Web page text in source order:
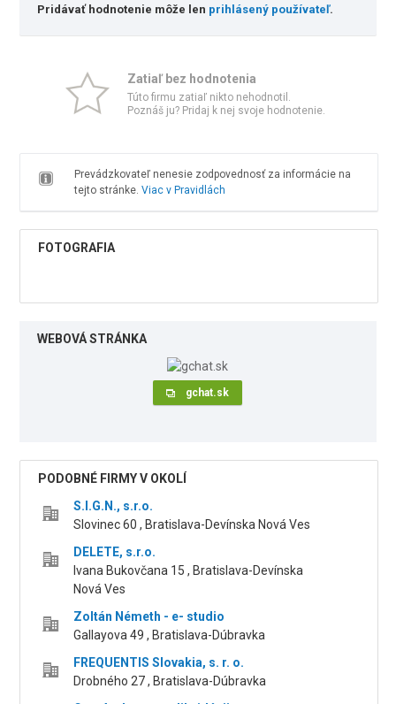
Pridávať hodnotenie môže len prihlásený používateľ.
Zatiaľ bez hodnotenia
Túto firmu zatiaľ nikto nehodnotil.
Poznáš ju? Pridaj k nej svoje hodnotenie.
Prevádzkovateľ nenesie zodpovednosť za informácie na
tejto stránke. Viac v Pravidlách
FOTOGRAFIA
WEBOVÁ STRÁNKA
gchat.sk
PODOBNÉ FIRMY V OKOLÍ
S.I.G.N., s.r.o.
Slovinec 60 , Bratislava-Devínska Nová Ves
DELETE, s.r.o.
Ivana Bukovčana 15 , Bratislava-Devínska
Nová Ves
Zoltán Németh - e- studio
Gallayova 49 , Bratislava-Dúbravka
FREQUENTIS Slovakia, s. r. o.
Drobného 27 , Bratislava-Dúbravka